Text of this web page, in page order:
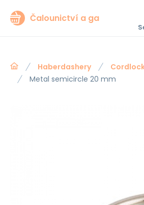
Čalounictví a ga
Haberdashery
Metal semicircle 20 mm